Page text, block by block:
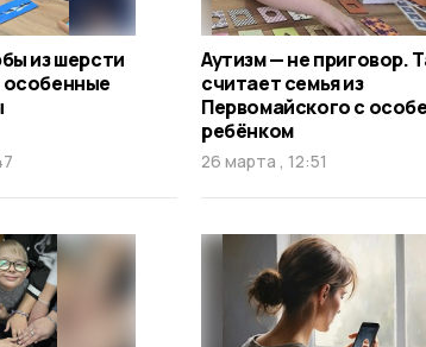
из шерсти
особенные
Аутизм — не приговор.
считает семья из
Первомайского с
ребёнком
26 марта , 12:51